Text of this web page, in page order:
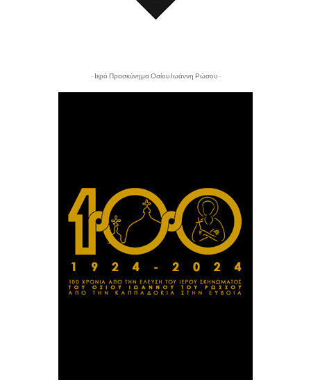
- Ιερό Προσκύνημα Οσίου Ιωάννη Ρώσου -